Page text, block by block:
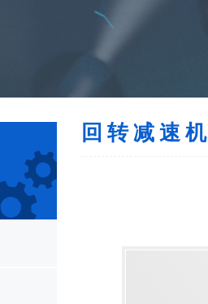
回转减速机